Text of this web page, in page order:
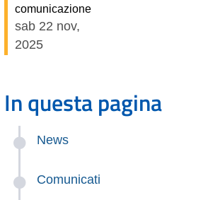
comunicazione
sab 22 nov,
2025
In questa pagina
News
Comunicati